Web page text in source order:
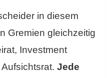
in diesem
Gremien gleichzeitig
Investment
Jede